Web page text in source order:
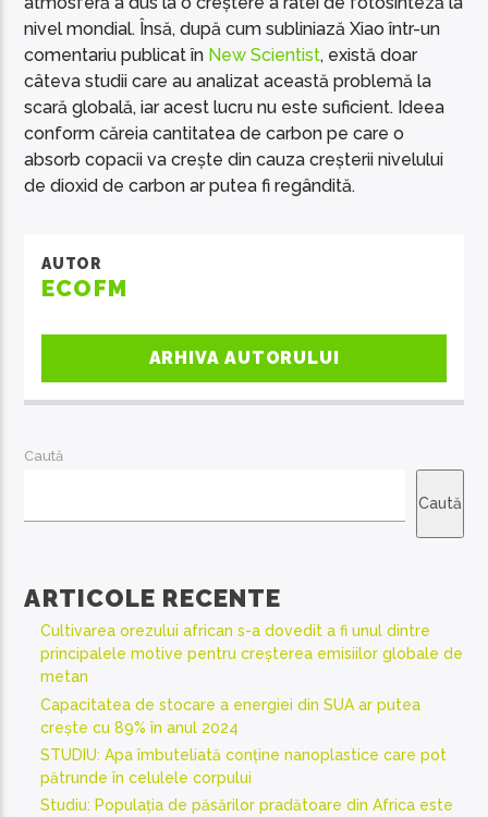
nivel mondial. Însă, după cum subliniază Xiao într-un
comentariu publicat în New Scientist, există doar
câteva studii care au analizat această problemă la
scară globală, iar acest lucru nu este suficient. Ideea
conform căreia cantitatea de carbon pe care o
absorb copacii va crește din cauza creșterii nivelului
de dioxid de carbon ar putea fi regândită.
AUTOR
ECOFM
ARHIVA AUTORULUI
Caută
Caută
ARTICOLE RECENTE
Cultivarea orezului african s-a dovedit a fi unul dintre
principalele motive pentru creșterea emisiilor globale de
metan
Capacitatea de stocare a energiei din SUA ar putea
crește cu 89% în anul 2024
STUDIU: Apa îmbuteliată conține nanoplastice care pot
pătrunde în celulele corpului
Studiu: Populația de păsărilor pradătoare din Africa este